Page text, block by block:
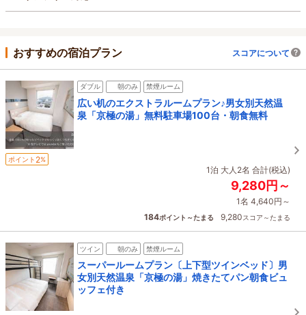
おすすめの宿泊プラン スコアについて
ダブル 朝のみ 禁煙ルーム
広い机のエクストラルームプラン♪男女別天然温
泉「京極の湯」無料駐車場100台・朝食無料
ポイント 2%
1泊 大人2名 合計(税込)
9,280円～
1名 4,640円～
184ポイント～たまる 9,280スコア～たまる
ツイン 朝のみ 禁煙ルーム
スーパールームプラン〔上下型ツインベッド〕男
女別天然温泉「京極の湯」焼きたてパン朝食ビュ
ッフェ付き